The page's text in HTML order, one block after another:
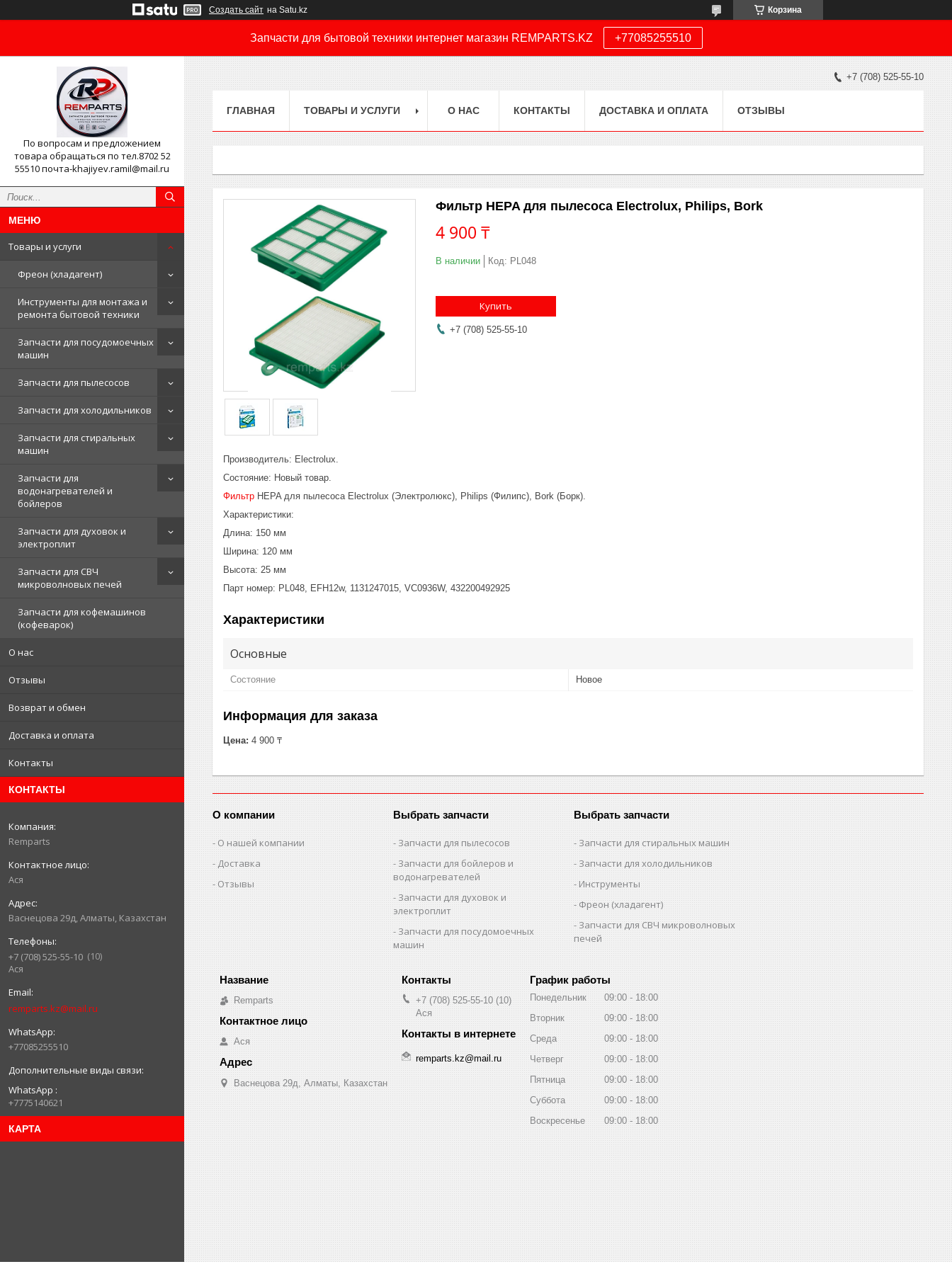
Создать сайт на Satu.kz Корзина
Запчасти для бытовой техники интернет магазин REMPARTS.KZ +77085255510
По вопросам и предложением
товара обращаться по тел.8702 52
55510 почта-khajiyev.ramil@mail.ru
Товары и услуги
Фреон (хладагент)
Инструменты для монтажа и
ремонта бытовой техники
Запчасти для посудомоечных
машин
Запчасти для пылесосов
Запчасти для холодильников
Запчасти для стиральных
машин
Запчасти для
водонагревателей и
бойлеров
Запчасти для духовок и
электроплит
Запчасти для СВЧ
микроволновых печей
Запчасти для кофемашинов
(кофеварок)
О нас
Отзывы
Возврат и обмен
Доставка и оплата
Контакты
КОНТАКТЫ
Remparts
Ася
Васнецова 29д, Алматы, Казахстан
+7 (708) 525-55-10
10
Ася
remparts.kz@mail.ru
+77085255510
WhatsApp
+7775140621
КАРТА
+7 (708) 525-55-10
ГЛАВНАЯ ТОВАРЫ И УСЛУГИ О НАС КОНТАКТЫ ДОСТАВКА И ОПЛАТА ОТЗЫВЫ
Фильтр HEPA для пылесоса Electrolux, Philips, Bork
4 900 ₸
В наличии Код: PL048
Купить
+7 (708) 525-55-10
Производитель: Electrolux.
Состояние: Новый товар.
Фильтр HEPA для пылесоса Electrolux (Электролюкс), Philips (Филипс), Bork (Борк).
Характеристики:
Длина: 150 мм
Ширина: 120 мм
Высота: 25 мм
Парт номер: PL048, EFH12w, 1131247015, VC0936W, 432200492925
Характеристики
Основные
Состояние Новое
Информация для заказа
Цена: 4 900 ₸
О компании
О нашей компании
Доставка
Отзывы
Выбрать запчасти
Запчасти для пылесосов
Запчасти для бойлеров и
водонагревателей
Запчасти для духовок и
электроплит
Запчасти для посудомоечных
машин
Выбрать запчасти
Запчасти для стиральных машин
Запчасти для холодильников
Инструменты
Фреон (хладагент)
Запчасти для СВЧ микроволновых
печей
Remparts
Ася
Васнецова 29д, Алматы, Казахстан
+7 (708) 525-55-10 10
Ася
remparts.kz@mail.ru
График работы
Понедельник 09:00
18:00
Вторник
09:00
18:00
Среда
09:00
18:00
Четверг
09:00
18:00
Пятница
09:00
18:00
Суббота
09:00
18:00
Воскресенье
09:00 18:00